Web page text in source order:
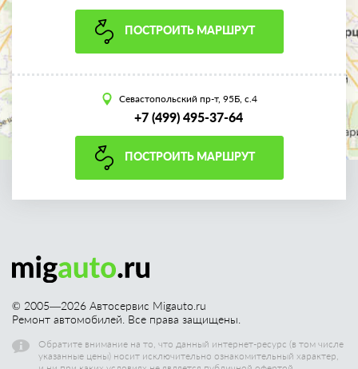
ПОСТРОИТЬ МАРШРУТ
Севастопольский пр-т, 95Б, с.4
+7 (499) 495-37-64
ПОСТРОИТЬ МАРШРУТ
© 2005—2026 Автосервис Migauto.ru
Ремонт автомобилей. Все права защищены.
Обратите внимание на то, что данный интернет-ресурс (в том числе
указанные цены) носит исключительно ознакомительный характер,